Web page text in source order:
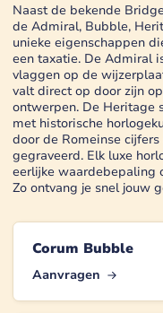
Naast de bekende
de Admiral, Bubble,
unieke eigenschappen
een taxatie. De Admiral
vlaggen op de
valt direct op door zijn
ontwerpen. De Heritage
met historische
door de Romeinse
gegraveerd. Elk luxe
eerlijke waardebepaling
Zo ontvang je snel jouw
Corum Bubble
Aanvragen